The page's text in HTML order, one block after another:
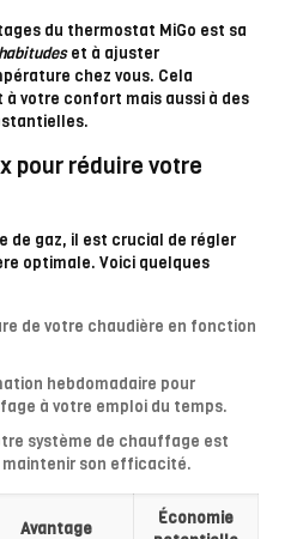
du thermostat MiGo est sa
et à ajuster
chez vous. Cela
votre confort mais aussi à des
pour réduire votre
de gaz, il est crucial de régler
optimale. Voici quelques
de votre chaudière en fonction
hebdomadaire pour
à votre emploi du temps.
système de chauffage est
son efficacité.
Avantage
Économie